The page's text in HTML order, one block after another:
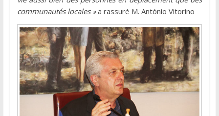
communautés locales »a rassuré M. António Vitorino